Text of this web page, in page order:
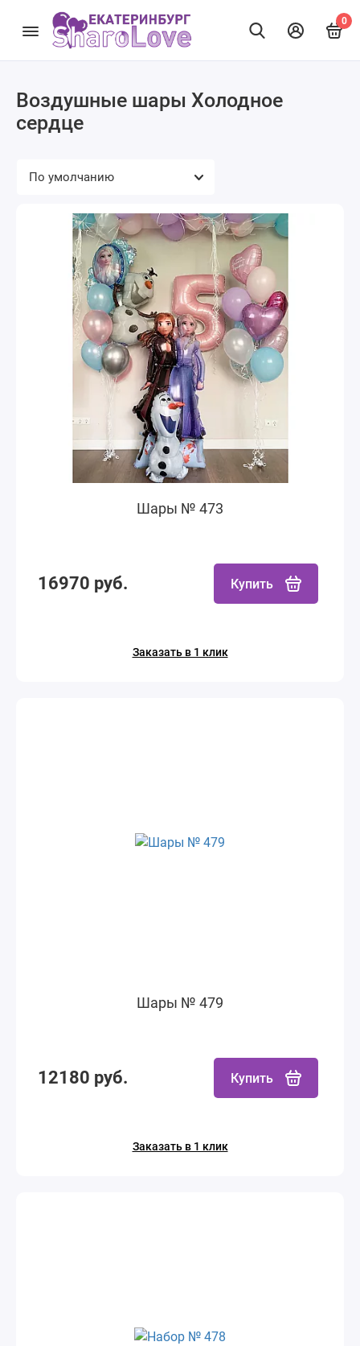
0
Воздушные шары Холодное
сердце
Шары № 473
16970 руб. Купить
Заказать в 1 клик
Шары № 479
12180 руб. Купить
Заказать в 1 клик